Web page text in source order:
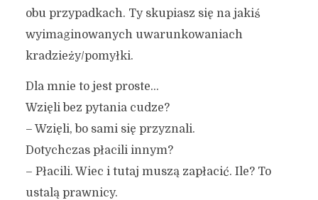
obu przypadkach. Ty skupiasz się na jakiś
wyimaginowanych uwarunkowaniach
kradzieży/pomyłki.
Dla mnie to jest proste…
Wzięli bez pytania cudze?
– Wzięli, bo sami się przyznali.
Dotychczas płacili innym?
– Płacili. Wiec i tutaj muszą zapłacić. Ile? To
ustalą prawnicy.